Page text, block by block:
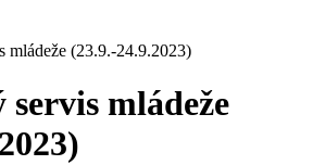
mládeže (23.9.-24.9.2023)
mládeže